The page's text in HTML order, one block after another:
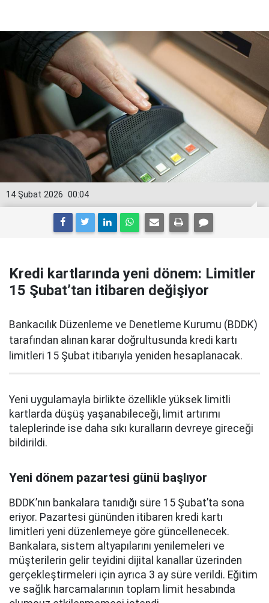
00:04
14 Şubat 2026
Kredi kartlarında yeni dönem: Limitler
15 Şubat’tan itibaren değişiyor
Bankacılık Düzenleme ve Denetleme Kurumu (BDDK)
tarafından alınan karar doğrultusunda kredi kartı
limitleri 15 Şubat itibarıyla yeniden hesaplanacak.
Yeni uygulamayla birlikte özellikle yüksek limitli
kartlarda düşüş yaşanabileceği, limit artırımı
taleplerinde ise daha sıkı kuralların devreye gireceği
bildirildi.
Yeni dönem pazartesi günü başlıyor
BDDK’nın bankalara tanıdığı süre 15 Şubat’ta sona
eriyor. Pazartesi gününden itibaren kredi kartı
limitleri yeni düzenlemeye göre güncellenecek.
Bankalara, sistem altyapılarını yenilemeleri ve
müşterilerin gelir teyidini dijital kanallar üzerinden
gerçekleştirmeleri için ayrıca 3 ay süre verildi. Eğitim
ve sağlık harcamalarının toplam limit hesabında